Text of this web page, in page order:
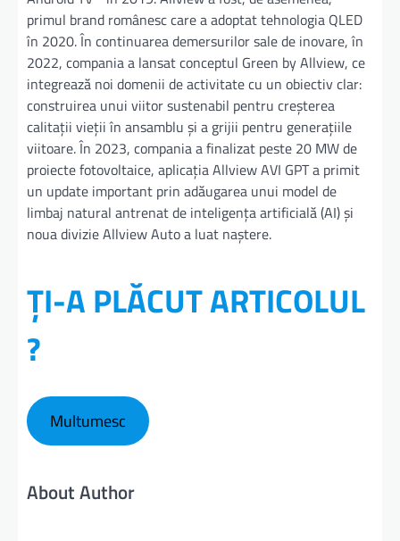
primul brand românesc care a adoptat tehnologia QLED
în 2020. În continuarea demersurilor sale de inovare, în
2022, compania a lansat conceptul Green by Allview, ce
integrează noi domenii de activitate cu un obiectiv clar:
construirea unui viitor sustenabil pentru creșterea
calitații vieții în ansamblu și a grijii pentru generațiile
viitoare. În 2023, compania a finalizat peste 20 MW de
proiecte fotovoltaice, aplicația Allview AVI GPT a primit
un update important prin adăugarea unui model de
limbaj natural antrenat de inteligența artificială (AI) și
noua divizie Allview Auto a luat naștere.
ȚI-A PLĂCUT ARTICOLUL
?
Multumesc
About Author